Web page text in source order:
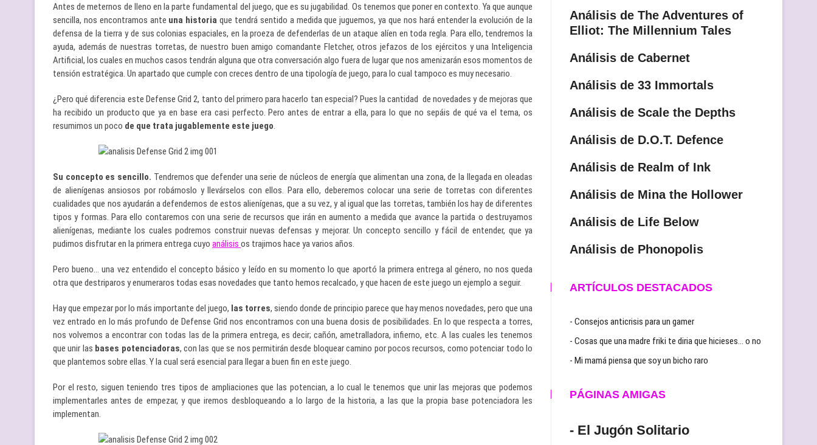
Antes de meternos de lleno en la parte fundamental del juego, que es su jugabilidad. Os tenemos que poner en contexto. Ya que aunque
sencilla, nos encontramos ante una historia que tendrá sentido a medida que juguemos, ya que nos hará entender la evolución de la
defensa de la tierra y de sus colonias espaciales, en la proeza de defenderlas de un ataque alíen en toda regla. Para ello, tendremos la
ayuda, además de nuestras torretas, de nuestro buen amigo comandante Fletcher, otros jefazos de los ejércitos y una Inteligencia
Artificial, los cuales en muchos casos tendrán alguna que otra conversación algo fuera de lugar que nos amenizarán esos momentos de
tensión estratégica. Un apartado que cumple con creces dentro de una tipología de juego, para lo cual tampoco es muy necesario.
¿Pero qué diferencia este Defense Grid 2, tanto del primero para hacerlo tan especial? Pues la cantidad de novedades y de mejoras que
ha recibido un producto que ya en base era casi perfecto. Pero antes de entrar a ella, para lo que no sepáis de qué va el tema, os
resumimos un poco de que trata jugablemente este juego.
Su concepto es sencillo. Tendremos que defender una serie de núcleos de energía que alimentan una zona, de la llegada en oleadas
de alienígenas ansiosos por robárnoslo y llevárselos con ellos. Para ello, deberemos colocar una serie de torretas con diferentes
cualidades que nos ayudarán a defendernos de estos alienígenas, que a su vez, y al igual que las torretas, también los hay de diferentes
tipos y formas. Para ello contaremos con una serie de recursos que irán en aumento a medida que avance la partida o destruyamos
alienígenas, mediante los cuales podremos construir nuevas defensas y mejorar. Un concepto sencillo y fácil de entender, que ya
pudimos disfrutar en la primera entrega cuyo análisis os trajimos hace ya varios años.
Pero bueno… una vez entendido el concepto básico y leído en su momento lo que aportó la primera entrega al género, no nos queda
otra que destriparos y enumeraros todas esas novedades que tanto hemos recalcado, y que hacen de este juego un ejemplo a seguir.
Hay que empezar por lo más importante del juego, las torres, siendo donde de principio parece que hay menos novedades, pero que una
vez entrado en lo más profundo de Defense Grid nos encontramos con una buena dosis de posibilidades. En lo que respecta a torres,
nos volvemos a encontrar con todas las de la primera entrega, es decir; cañón, ametralladora, infierno, etc. A las cuales les tenemos
que unir las bases potenciadoras, con las que se nos permitirán desde bloquear camino por pocos recursos, como potenciar todo lo
que plantemos sobre ellas. Y la cual será esencial para llegar a buen fin en este juego.
Por el resto, siguen teniendo tres tipos de ampliaciones que las potencian, a lo cual le tenemos que unir las mejoras que podemos
implementarles antes de empezar, y que iremos desbloqueando a lo largo de la historia, a las que la propia base potenciadora les
implementan.
Análisis de The Adventures of
Elliot: The Millennium Tales
Análisis de Cabernet
Análisis de 33 Immortals
Análisis de Scale the Depths
Análisis de D.O.T. Defence
Análisis de Realm of Ink
Análisis de Mina the Hollower
Análisis de Life Below
Análisis de Phonopolis
ARTÍCULOS DESTACADOS
- Consejos anticrisis para un gamer
- Cosas que una madre friki te diria que hicieses… o no
- Mi mamá piensa que soy un bicho raro
PÁGINAS AMIGAS
- El Jugón Solitario